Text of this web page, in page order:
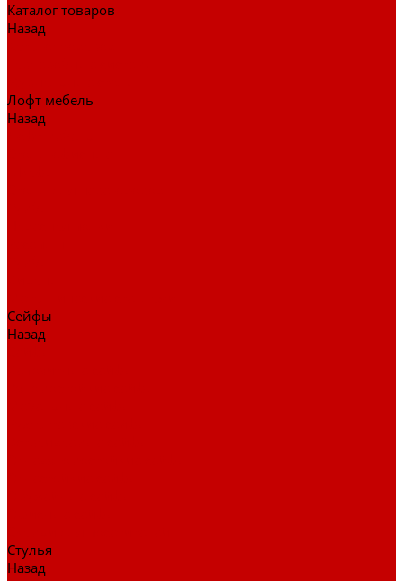
Каталог товаров
Назад
Лофт мебель
Назад
Сейфы
Назад
Стулья
Назад